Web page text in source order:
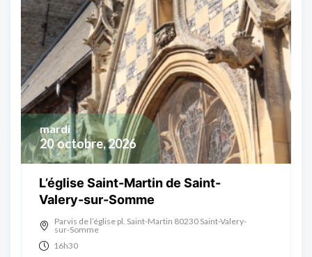
20 octobre, 2026
mardi
L’église Saint-Martin de Saint-
Valery-sur-Somme
Parvis de l’église pl. Saint-Martin 80230 Saint-Valery-
sur-Somme
16h30